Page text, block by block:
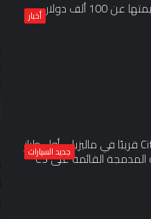
أخبار
جديد السيارات